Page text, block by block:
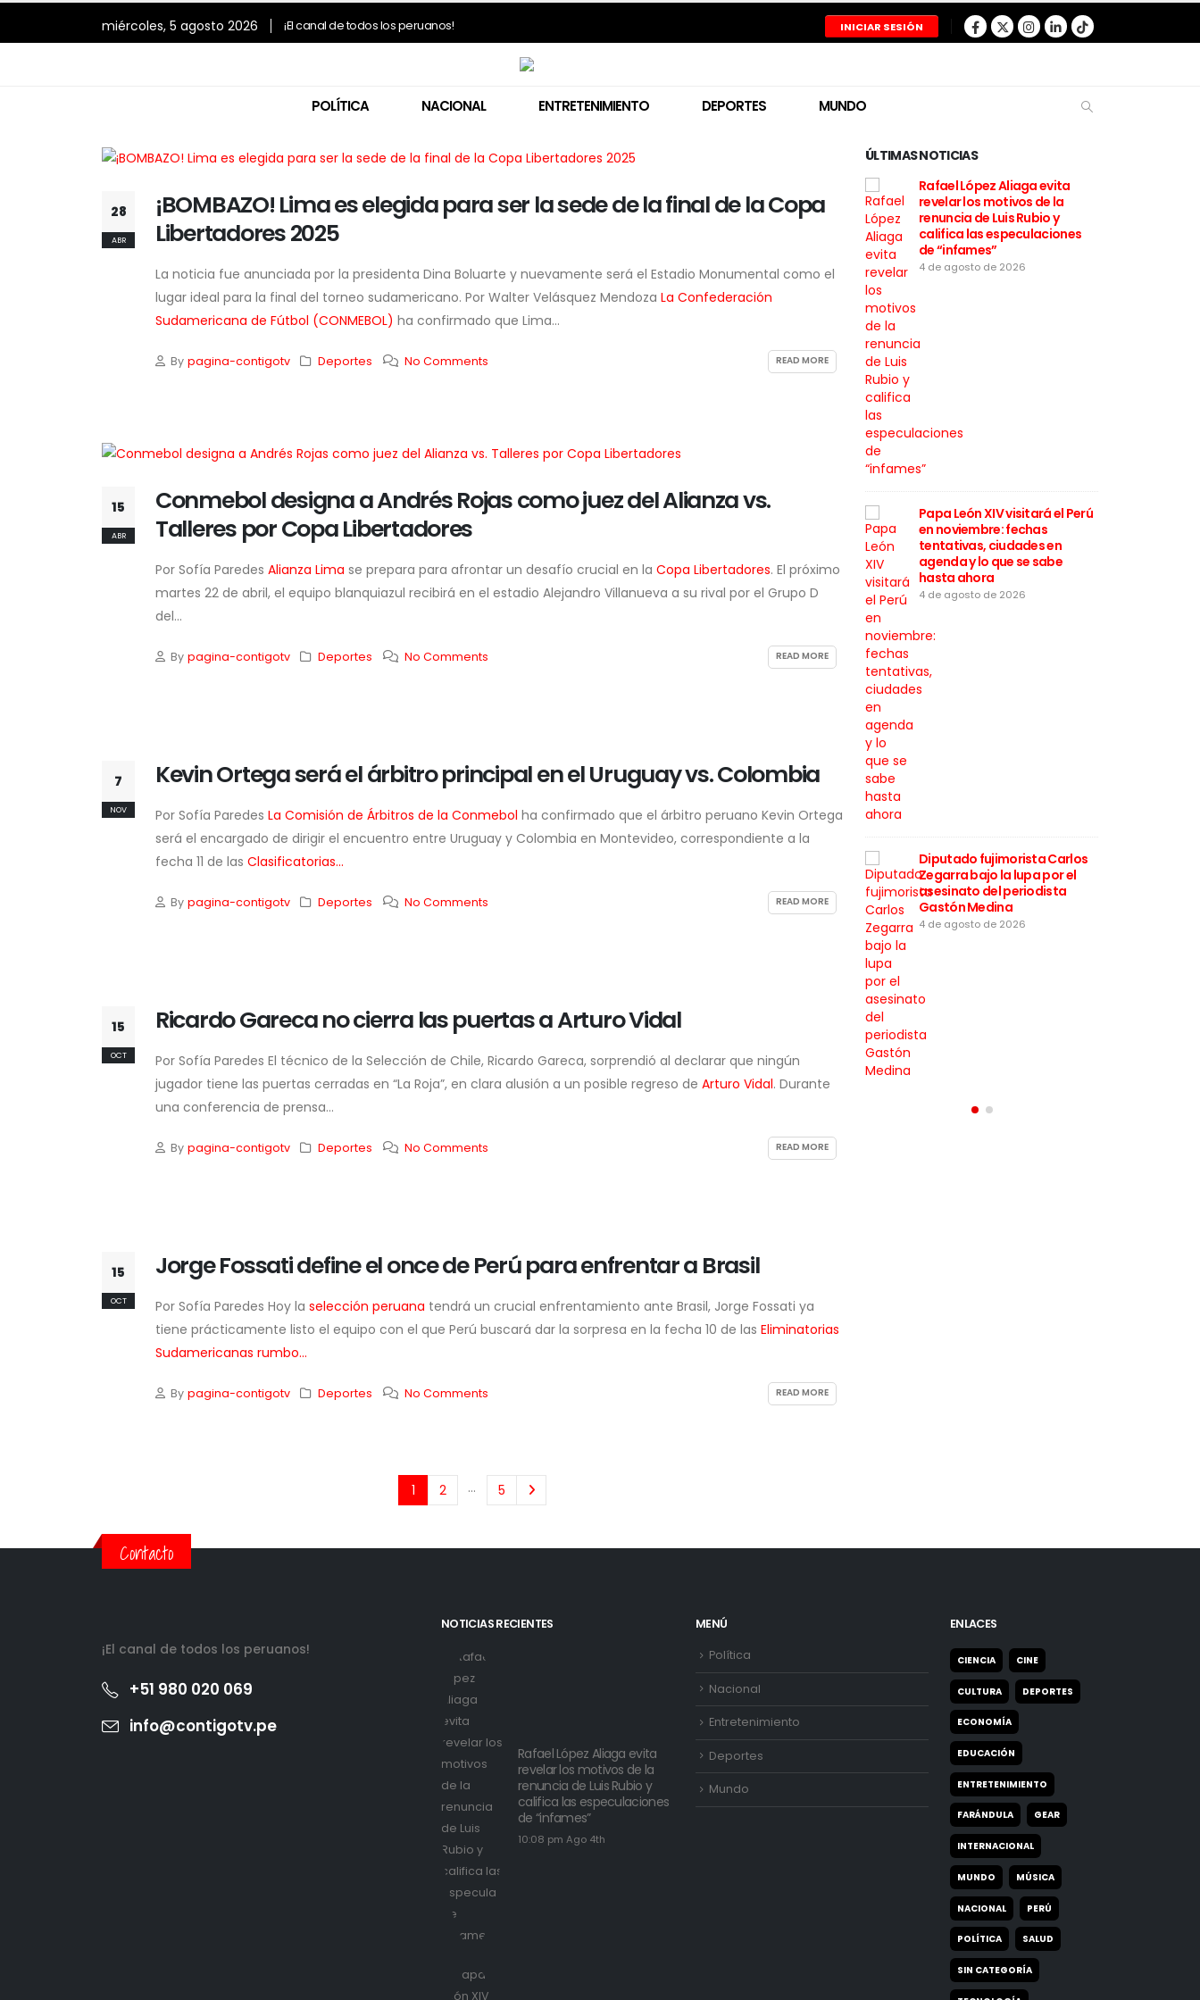
miércoles, 5 agosto 2026 ¡El canal de todos los peruanos! INICIAR SESIÓN
POLÍTICA NACIONAL ENTRETENIMIENTO DEPORTES MUNDO
28
ABR
¡BOMBAZO! Lima es elegida para ser la sede de la final de la Copa
Libertadores 2025
La noticia fue anunciada por la presidenta Dina Boluarte y nuevamente será el Estadio Monumental como el
lugar ideal para la final del torneo sudamericano. Por Walter Velásquez Mendoza La Confederación
Sudamericana de Fútbol (CONMEBOL) ha confirmado que Lima...
By pagina-contigotv Deportes No Comments READ MORE
15
ABR
Conmebol designa a Andrés Rojas como juez del Alianza vs.
Talleres por Copa Libertadores
Por Sofía Paredes Alianza Lima se prepara para afrontar un desafío crucial en la Copa Libertadores. El próximo
martes 22 de abril, el equipo blanquiazul recibirá en el estadio Alejandro Villanueva a su rival por el Grupo D
del...
By pagina-contigotv Deportes No Comments READ MORE
7
NOV
Kevin Ortega será el árbitro principal en el Uruguay vs. Colombia
Por Sofía Paredes La Comisión de Árbitros de la Conmebol ha confirmado que el árbitro peruano Kevin Ortega
será el encargado de dirigir el encuentro entre Uruguay y Colombia en Montevideo, correspondiente a la
fecha 11 de las Clasificatorias...
By pagina-contigotv Deportes No Comments READ MORE
15
OCT
Ricardo Gareca no cierra las puertas a Arturo Vidal
Por Sofía Paredes El técnico de la Selección de Chile, Ricardo Gareca, sorprendió al declarar que ningún
jugador tiene las puertas cerradas en “La Roja”, en clara alusión a un posible regreso de Arturo Vidal. Durante
una conferencia de prensa...
By pagina-contigotv Deportes No Comments READ MORE
15
OCT
Jorge Fossati define el once de Perú para enfrentar a Brasil
Por Sofía Paredes Hoy la selección peruana tendrá un crucial enfrentamiento ante Brasil, Jorge Fossati ya
tiene prácticamente listo el equipo con el que Perú buscará dar la sorpresa en la fecha 10 de las Eliminatorias
Sudamericanas rumbo...
By pagina-contigotv Deportes No Comments READ MORE
1 2 … 5
ÚLTIMAS NOTICIAS
revelar los motivos de la
renuncia de Luis Rubio y
4 de agosto de 2026
Papa León XIV visitará el Perú
en noviembre: fechas
agenda y lo que se sabe
hasta ahora
4 de agosto de 2026
asesinato del periodista
Gastón Medina
problemas: Luis Rubio
renuncia de manera
4 de agosto de 2026
Julián Pérez Mallqui rechaza
colaborará con la
investigación
3 de agosto de 2026
Keiko Fujimori confirma
despliegue de las Fuerzas
Rafael López Aliaga evita
revelar los motivos de la
renuncia de Luis Rubio y
califica las especulaciones
de “infames”
4 de agosto de 2026
Papa León XIV visitará el Perú
en noviembre: fechas
tentativas, ciudades en
agenda y lo que se sabe
hasta ahora
4 de agosto de 2026
Diputado fujimorista Carlos
Zegarra bajo la lupa por el
asesinato del periodista
Gastón Medina
4 de agosto de 2026
Julián Pérez
despliegue de las
Armadas en las
Contacto
¡El canal de todos los peruanos!
+51 980 020 069
info@contigotv.pe
NOTICIAS RECIENTES
Rafael López Aliaga evita
revelar los motivos de la
renuncia de Luis Rubio y
califica las especulaciones
de “infames”
10:08 pm Ago 4th
MENÚ
Política
Nacional
Entretenimiento
Deportes
Mundo
ENLACES
CIENCIA CINE
CULTURA DEPORTES
ECONOMÍA
EDUCACIÓN
ENTRETENIMIENTO
FARÁNDULA GEAR
INTERNACIONAL
MUNDO MÚSICA
NACIONAL PERÚ
POLÍTICA SALUD
SIN CATEGORÍA